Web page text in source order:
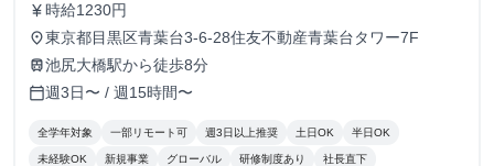
currency_yen 時給1230円
place東京都目黒区青葉台3-6-28住友不動産青葉台タワー7F
train池尻大橋駅から徒歩8分
calendar_today週3日〜 / 週15時間〜
全学年対象 一部リモート可 週3日以上推奨 土日OK 半日OK
未経験OK 新規事業 グローバル 研修制度あり 社長直下